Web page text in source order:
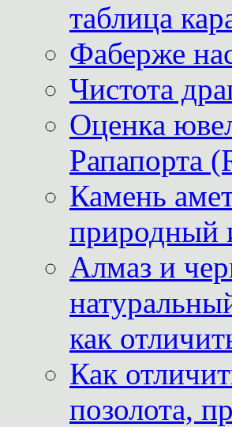
таблица
Фаберже
Чистота
Оценка
Рапапорта
Камень
природный
Алмаз и
как
Как
позолота,